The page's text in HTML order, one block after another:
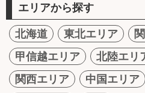
エリアから探す
北海道 東北エリア
甲信越エリア
北陸エリ
関西エリア
中国エリア